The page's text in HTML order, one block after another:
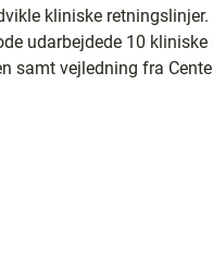
kliniske
udarbejdede 10 kliniske
samt vejledning fra